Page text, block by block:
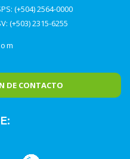
(+504) 2564-0000
(+503) 2315-6255
DE CONTACTO